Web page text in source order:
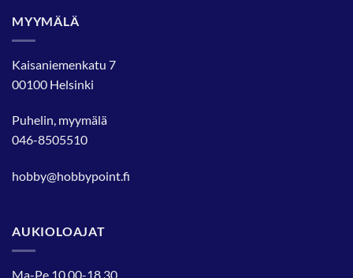
MYYMÄLÄ
Kaisaniemenkatu 7
00100 Helsinki
Puhelin, myymälä
046-8505510
hobby@hobbypoint.fi
AUKIOLOAJAT
Ma-Pe 10.00-18.30